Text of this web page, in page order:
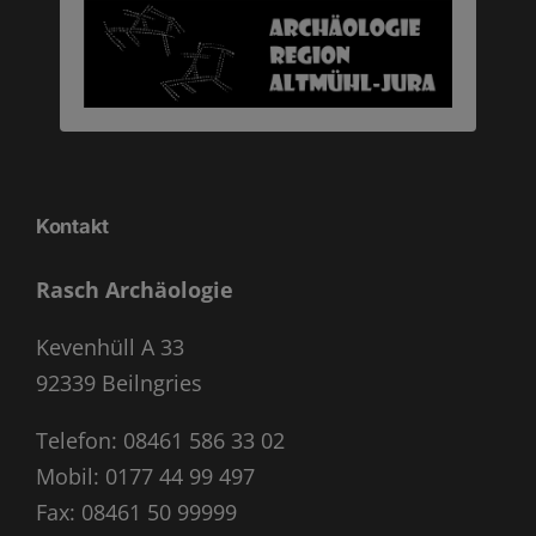
Kontakt
Rasch Archäologie
Kevenhüll A 33
92339 Beilngries
Telefon: 08461 586 33 02
Mobil: 0177 44 99 497
Fax: 08461 50 99999